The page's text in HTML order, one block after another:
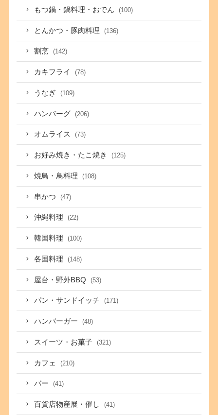
もつ鍋・鍋料理・おでん (100)
とんかつ・豚肉料理 (136)
割烹 (142)
カキフライ (78)
うなぎ (109)
ハンバーグ (206)
オムライス (73)
お好み焼き・たこ焼き (125)
焼鳥・鳥料理 (108)
串かつ (47)
沖縄料理 (22)
韓国料理 (100)
各国料理 (148)
屋台・野外BBQ (53)
パン・サンドイッチ (171)
ハンバーガー (48)
スイーツ・お菓子 (321)
カフェ (210)
バー (41)
百貨店物産展・催し (41)